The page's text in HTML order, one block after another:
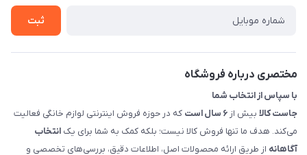
روش های بازگرداندن کالا
ثبت
مختصری درباره فروشگاه
با سپاس از انتخاب شما
جاست کالا بیش از ۶ سال است
که در حوزه فروش اینترنتی لوازم خانگی فعالیت
می‌کند. هدف ما تنها فروش کالا نیست؛ بلکه کمک به شما برای یک انتخاب
آگاهانه از طریق ارائه محصولات اصل، اطلاعات دقیق، بررسی‌های تخصصی و